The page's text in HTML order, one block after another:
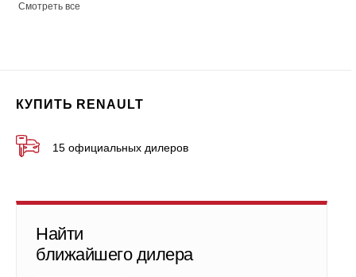
Смотреть все
КУПИТЬ RENAULT
15 официальных дилеров
Найти
ближайшего дилера